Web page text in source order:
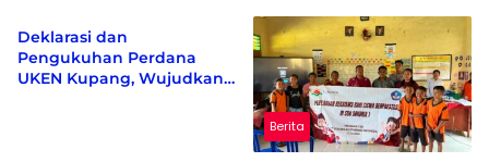
Deklarasi dan
Pengukuhan Perdana
UKEN Kupang, Wujudkan
Berita